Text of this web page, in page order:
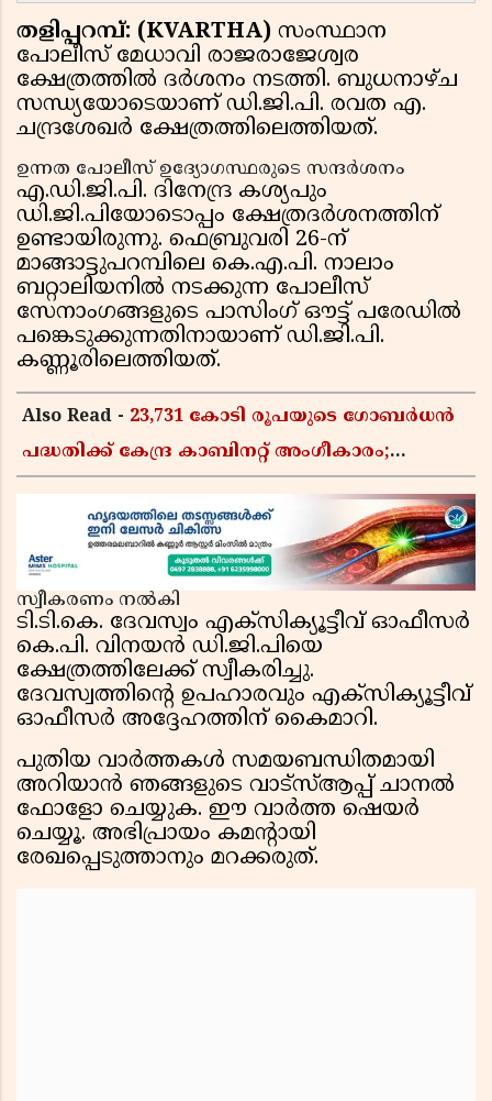
തളിപ്പറമ്പ്: (KVARTHA) സംസ്ഥാന
പോലീസ് മേധാവി രാജരാജേശ്വര
ക്ഷേത്രത്തിൽ ദർശനം നടത്തി. ബുധനാഴ്ച
സന്ധ്യയോടെയാണ് ഡി.ജി.പി. രവത എ.
ചന്ദ്രശേഖർ ക്ഷേത്രത്തിലെത്തിയത്.
ഉന്നത പോലീസ് ഉദ്യോഗസ്ഥരുടെ സന്ദർശനം
എ.ഡി.ജി.പി. ദിനേന്ദ്ര കശ്യപും
ഡി.ജി.പിയോടൊപ്പം ക്ഷേത്രദർശനത്തിന്
ഉണ്ടായിരുന്നു. ഫെബ്രുവരി 26-ന്
മാങ്ങാട്ടുപറമ്പിലെ കെ.എ.പി. നാലാം
ബറ്റാലിയനിൽ നടക്കുന്ന പോലീസ്
സേനാംഗങ്ങളുടെ പാസിംഗ് ഔട്ട് പരേഡിൽ
പങ്കെടുക്കുന്നതിനായാണ് ഡി.ജി.പി.
കണ്ണൂരിലെത്തിയത്.
Also Read - 23,731 കോടി രൂപയുടെ ഗോബർധൻ
പദ്ധതിക്ക് കേന്ദ്ര കാബിനറ്റ് അംഗീകാരം;
സ്വീകരണം നൽകി
ടി.ടി.കെ. ദേവസ്വം എക്സിക്യൂട്ടീവ് ഓഫീസർ
കെ.പി. വിനയൻ ഡി.ജി.പിയെ
ക്ഷേത്രത്തിലേക്ക് സ്വീകരിച്ചു.
ദേവസ്വത്തിന്റെ ഉപഹാരവും എക്സിക്യൂട്ടീവ്
ഓഫീസർ അദ്ദേഹത്തിന് കൈമാറി.
പുതിയ വാർത്തകൾ സമയബന്ധിതമായി
അറിയാൻ ഞങ്ങളുടെ വാട്സ്ആപ്പ് ചാനൽ
ഫോളോ ചെയ്യുക. ഈ വാർത്ത ഷെയർ
ചെയ്യൂ. അഭിപ്രായം കമന്റായി
രേഖപ്പെടുത്താനും മറക്കരുത്.